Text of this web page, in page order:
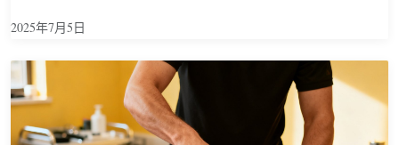
2025年7月5日